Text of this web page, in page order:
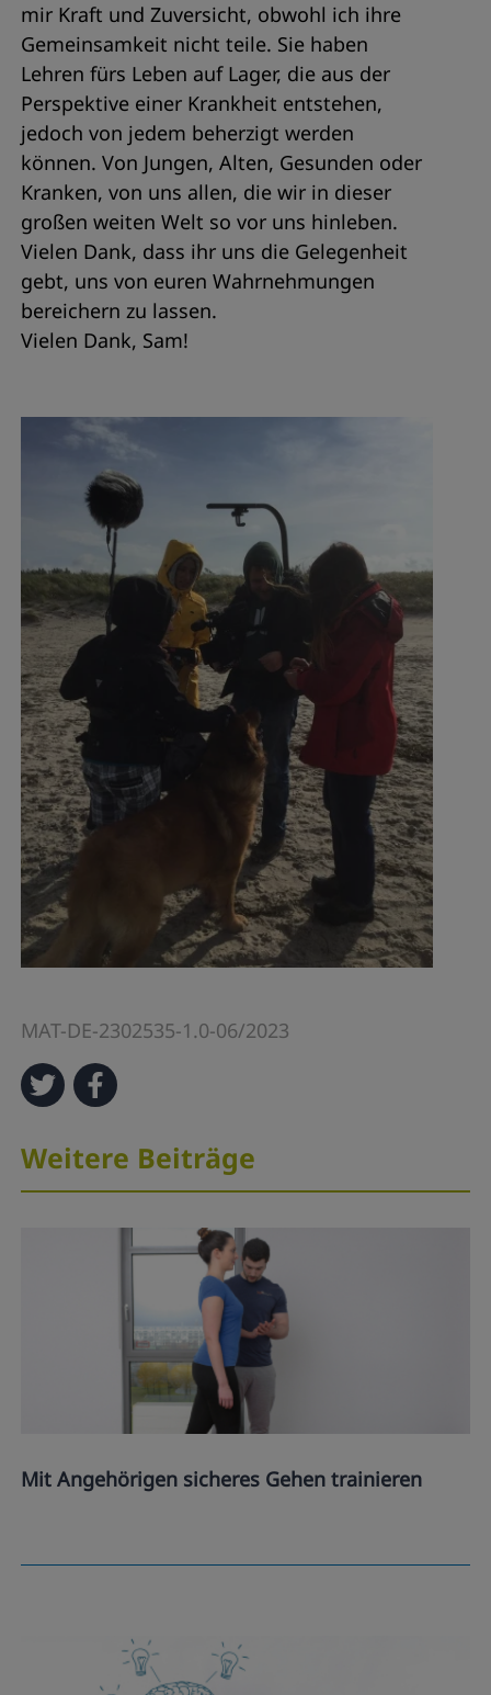
mir Kraft und Zuversicht, obwohl ich ihre
Gemeinsamkeit nicht teile. Sie haben
Lehren fürs Leben auf Lager, die aus der
Perspektive einer Krankheit entstehen,
jedoch von jedem beherzigt werden
können. Von Jungen, Alten, Gesunden oder
Kranken, von uns allen, die wir in dieser
großen weiten Welt so vor uns hinleben.
Vielen Dank, dass ihr uns die Gelegenheit
gebt, uns von euren Wahrnehmungen
bereichern zu lassen.
Vielen Dank, Sam!
MAT-DE-2302535-1.0-06/2023
Weitere Beiträge
Mit Angehörigen sicheres Gehen trainieren